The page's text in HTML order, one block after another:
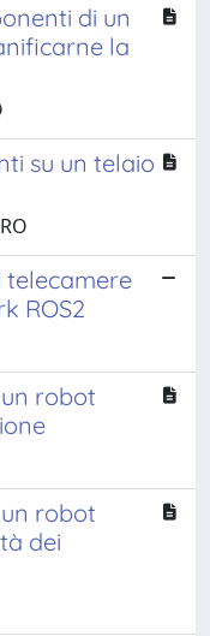
di un
la
su un telaio
telecamere
ROS2
robot
robot
dei